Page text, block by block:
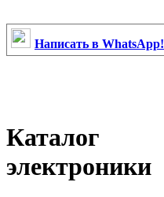
Написать в WhatsApp!
Каталог
электроники